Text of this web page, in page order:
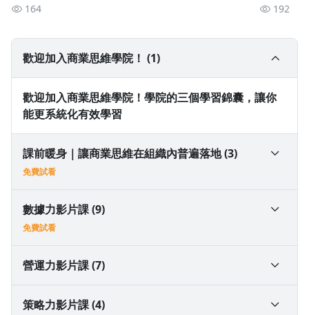
164 192
歡迎加入商業思維學院！ (1)
歡迎加入商業思維學院！學院的三個學習錦囊，讓你
能更系統化有效學習
課前暖身｜讓商業思維在組織內普遍落地 (3)
免費試看
1-1 Gipi 游舒帆：讓商業思維在組織內普遍落地
免費試看
1-2 發刊詞｜什麼是公司經營的核心邏輯？落地篇四力
免費試看
數據力影片課 (9)
免費試看
2-0 數據力課前暖身：讓數據地圖成為組織溝通藍圖
營運力影片課 (7)
3-1 營運，驅動公司營運的穩定力量
策略力影片課 (4)